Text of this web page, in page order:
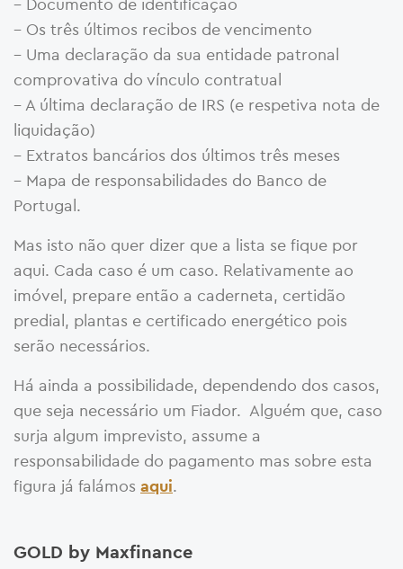
– Documento de identificação
– Os três últimos recibos de vencimento
– Uma declaração da sua entidade patronal
comprovativa do vínculo contratual
– A última declaração de IRS (e respetiva nota de
liquidação)
– Extratos bancários dos últimos três meses
– Mapa de responsabilidades do Banco de
Portugal.
Mas isto não quer dizer que a lista se fique por
aqui. Cada caso é um caso. Relativamente ao
imóvel, prepare então a caderneta, certidão
predial, plantas e certificado energético pois
serão necessários.
Há ainda a possibilidade, dependendo dos casos,
que seja necessário um Fiador. Alguém que, caso
surja algum imprevisto, assume a
responsabilidade do pagamento mas sobre esta
figura já falámos aqui.
GOLD by Maxfinance